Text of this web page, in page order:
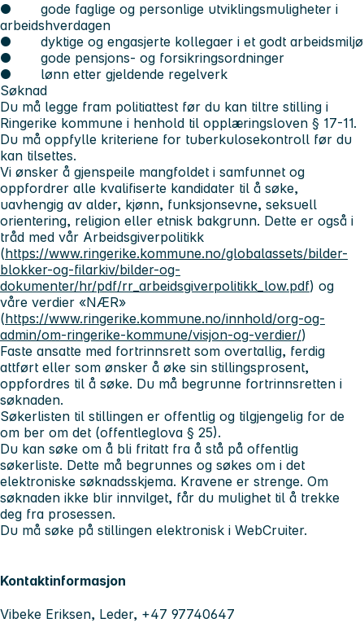
● gode faglige og personlige utviklingsmuligheter i
arbeidshverdagen
● dyktige og engasjerte kollegaer i et godt arbeidsmiljø
● gode pensjons- og forsikringsordninger
● lønn etter gjeldende regelverk
Søknad
Du må legge fram politiattest før du kan tiltre stilling i
Ringerike kommune i henhold til opplæringsloven § 17-11.
Du må oppfylle kriteriene for tuberkulosekontroll før du
kan tilsettes.
Vi ønsker å gjenspeile mangfoldet i samfunnet og
oppfordrer alle kvalifiserte kandidater til å søke,
uavhengig av alder, kjønn, funksjonsevne, seksuell
orientering, religion eller etnisk bakgrunn. Dette er også i
tråd med vår Arbeidsgiverpolitikk
(https://www.ringerike.kommune.no/globalassets/bilder-
blokker-og-filarkiv/bilder-og-
dokumenter/hr/pdf/rr_arbeidsgiverpolitikk_low.pdf) og
våre verdier «NÆR»
(https://www.ringerike.kommune.no/innhold/org-og-
admin/om-ringerike-kommune/visjon-og-verdier/)
Faste ansatte med fortrinnsrett som overtallig, ferdig
attført eller som ønsker å øke sin stillingsprosent,
oppfordres til å søke. Du må begrunne fortrinnsretten i
søknaden.
Søkerlisten til stillingen er offentlig og tilgjengelig for de
om ber om det (offentleglova § 25).
Du kan søke om å bli fritatt fra å stå på offentlig
søkerliste. Dette må begrunnes og søkes om i det
elektroniske søknadsskjema. Kravene er strenge. Om
søknaden ikke blir innvilget, får du mulighet til å trekke
deg fra prosessen.
Du må søke på stillingen elektronisk i WebCruiter.
Kontaktinformasjon
Vibeke Eriksen, Leder, +47 97740647